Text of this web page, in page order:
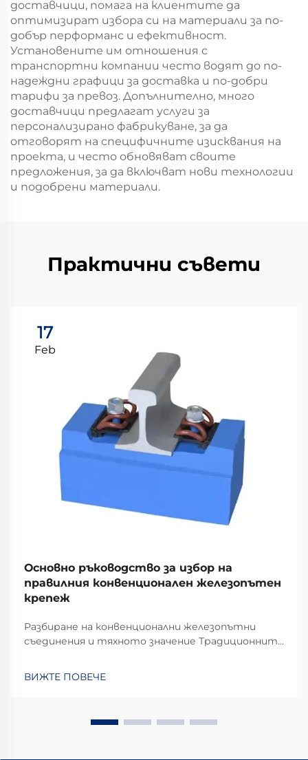
доставчици, помага на клиентите да
оптимизират избора си на материали за по-
добър перформанс и ефективност.
Установените им отношения с
транспортни компании често водят до по-
надеждни графици за доставка и по-добри
тарифи за превоз. Допълнително, много
доставчици предлагат услуги за
персонализирано фабрикуване, за да
отговорят на специфичните изисквания на
проекта, и често обновяват своите
предложения, за да включват нови технологии
и подобрени материали.
Практични съвети
17
Feb
Основно ръководство за избор на
правилния конвенционален железопътен
крепеж
Разбиране на конвенционални железопътни
съединения и тяхното значение Традиционните
железопътните линии в ежедневната
включващи болтове, гайки и...
ВИЖТЕ ПОВЕЧЕ